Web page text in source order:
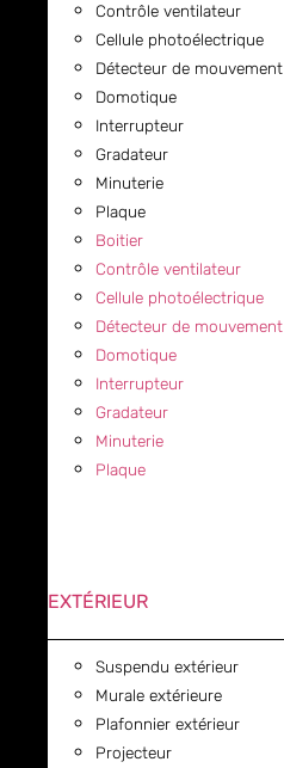
Contrôle ventilateur
Cellule photoélectrique
Détecteur de mouvement
Domotique
Interrupteur
Gradateur
Minuterie
Plaque
Boitier
Contrôle ventilateur
Cellule photoélectrique
Détecteur de mouvement
Domotique
Interrupteur
Gradateur
Minuterie
Plaque
EXTÉRIEUR
Suspendu extérieur
Murale extérieure
Plafonnier extérieur
Projecteur